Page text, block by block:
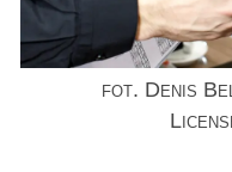
fot. Denis